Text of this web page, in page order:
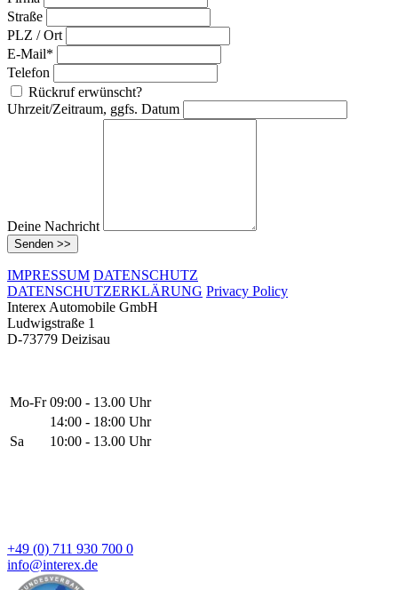
Straße
PLZ / Ort
E-Mail*
Telefon
Rückruf erwünscht?
Uhrzeit/Zeitraum, ggfs. Datum
Deine Nachricht
Senden >>
IMPRESSUM DATENSCHUTZ
DATENSCHUTZERKLÄRUNG Privacy Policy
Interex Automobile GmbH
Ludwigstraße 1
D-73779 Deizisau
Mo-Fr 09:00 - 13.00 Uhr
14:00 - 18:00 Uhr
Sa
10:00 - 13.00 Uhr
+49 (0) 711 930 700 0
info@interex.de